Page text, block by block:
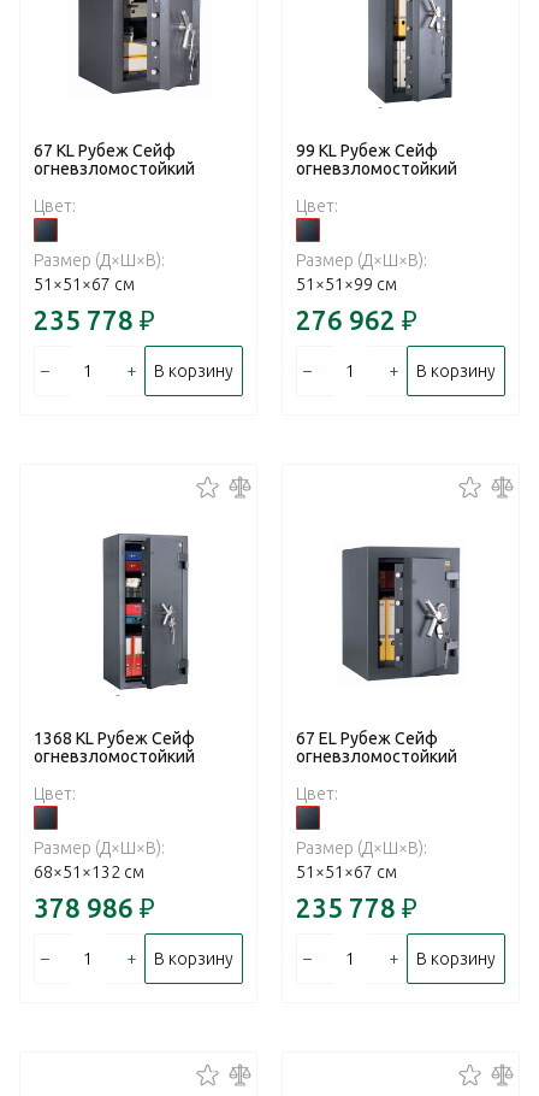
67 KL Рубеж Сейф
огневзломостойкий
Цвет:
Размер (Д×Ш×В):
51×51×67 см
235 778 ₽
– + В корзину
99 KL Рубеж Сейф
огневзломостойкий
Цвет:
Размер (Д×Ш×В):
51×51×99 см
276 962 ₽
– + В корзину
1368 KL Рубеж Сейф
огневзломостойкий
Цвет:
Размер (Д×Ш×В):
68×51×132 см
378 986 ₽
– + В корзину
67 EL Рубеж Сейф
огневзломостойкий
Цвет:
Размер (Д×Ш×В):
51×51×67 см
235 778 ₽
– + В корзину